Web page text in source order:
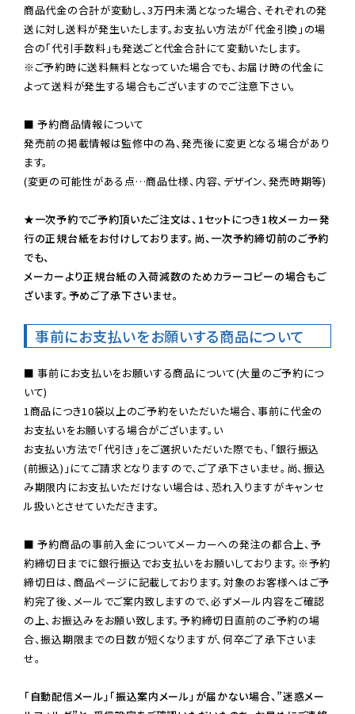
商品代金の合計が変動し、3万円未満となった場合、それぞれの発
送に対し送料が発生いたします。お支払い方法が「代金引換」の場
※ご予約時に送料無料となっていた場合でも、お届け時の代金に
よって送料が発生する場合もございますのでご注意下さい。
■ 予約商品情報について
発売前の掲載情報は監修中の為、発売後に変更となる場合があり
ます。
(変更の可能性がある点…商品仕様、内容、デザイン、発売時期等)
★一次予約でご予約頂いたご注文は、1セットにつき1枚メーカー発
行の正規台紙をお付けしております。尚、一次予約締切前のご予約
でも、
メーカーより正規台紙の入荷減数のためカラーコピーの場合もご
ざいます。予めご了承下さいませ。
事前にお支払いをお願いする商品について
■ 事前にお支払いをお願いする商品について(大量のご予約につ
いて)
1商品につき10袋以上のご予約をいただいた場合、事前に代金の
お支払いをお願いする場合がございます。い
お支払い方法で「代引き」をご選択いただいた際でも、「銀行振込
(前振込)」にてご請求となりますので、ご了承下さいませ。尚、振込
み期限内にお支払いただけない場合は、恐れ入りますがキャンセ
ル扱いとさせていただきます。
■ 予約商品の事前入金についてメーカーへの発注の都合上、予
約締切日までに銀行振込でお支払いをお願いしております。※予約
締切日は、商品ページに記載しております。対象のお客様へはご予
約完了後、メールでご案内致しますので、必ずメール内容をご確認
の上、お振込みをお願い致します。予約締切日直前のご予約の場
合、振込期限までの日数が短くなりますが、何卒ご了承下さいま
せ。
「自動配信メール」「振込案内メール」が届かない場合、”迷惑メー